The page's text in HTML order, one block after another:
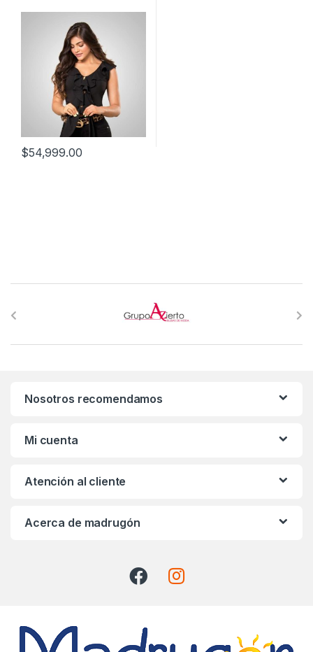
$54,999.00
Nosotros recomendamos
Mi cuenta
Atención al cliente
Acerca de madrugón